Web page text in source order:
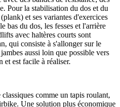
Pour la stabilisation du dos et du
et ses variantes d'exercices
bas du dos, les fesses et l'arrière
avec haltères courts sont
qui consiste à s'allonger sur le
aussi loin que possible vers
et est facile à réaliser.
comme un tapis roulant,
Une solution plus économique